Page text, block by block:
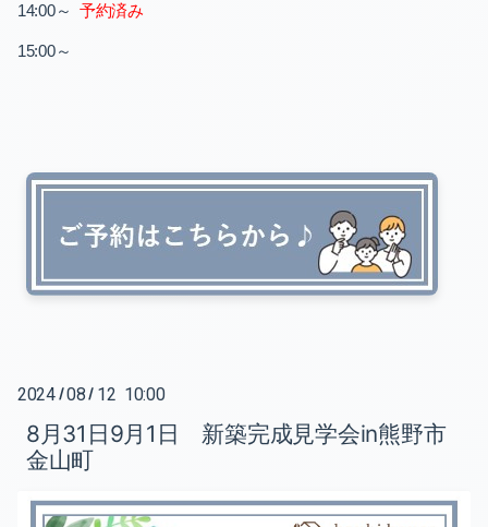
14:00～ 予約済み
15:00～
2024/08 / 12 10:00
8月31日9月1日 新築完成見学会in熊野市
金山町